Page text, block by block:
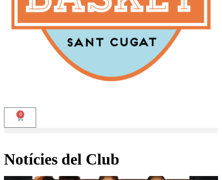
0
Notícies del Club